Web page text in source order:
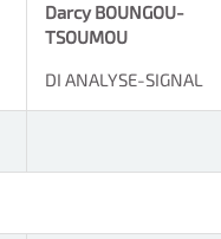
Darcy BOUNGOU-
TSOUMOU
DI ANALYSE-SIGNAL